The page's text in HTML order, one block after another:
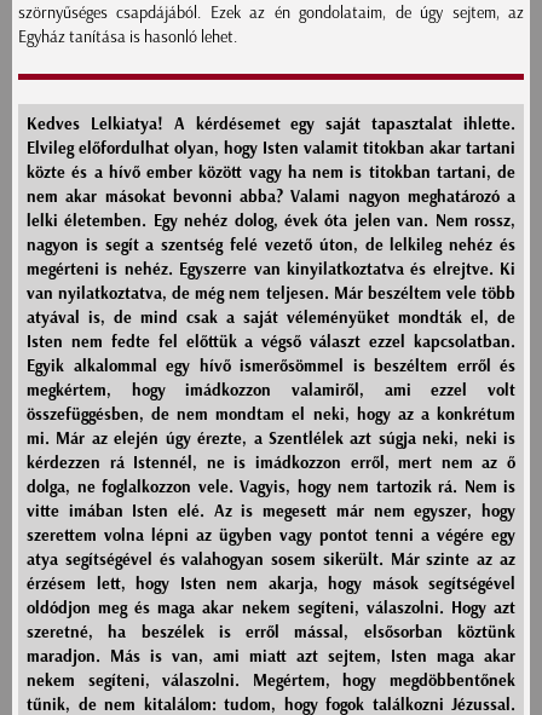
szörnyűséges csapdájából. Ezek az én gondolataim, de úgy sejtem, az
Egyház tanítása is hasonló lehet.
Kedves Lelkiatya! A kérdésemet egy saját tapasztalat ihlette.
Elvileg előfordulhat olyan, hogy Isten valamit titokban akar tartani
közte és a hívő ember között vagy ha nem is titokban tartani, de
nem akar másokat bevonni abba? Valami nagyon meghatározó a
lelki életemben. Egy nehéz dolog, évek óta jelen van. Nem rossz,
nagyon is segít a szentség felé vezető úton, de lelkileg nehéz és
megérteni is nehéz. Egyszerre van kinyilatkoztatva és elrejtve. Ki
van nyilatkoztatva, de még nem teljesen. Már beszéltem vele több
atyával is, de mind csak a saját véleményüket mondták el, de
Isten nem fedte fel előttük a végső választ ezzel kapcsolatban.
Egyik alkalommal egy hívő ismerősömmel is beszéltem erről és
megkértem, hogy imádkozzon valamiről, ami ezzel volt
összefüggésben, de nem mondtam el neki, hogy az a konkrétum
mi. Már az elején úgy érezte, a Szentlélek azt súgja neki, neki is
kérdezzen rá Istennél, ne is imádkozzon erről, mert nem az ő
dolga, ne foglalkozzon vele. Vagyis, hogy nem tartozik rá. Nem is
vitte imában Isten elé. Az is megesett már nem egyszer, hogy
szerettem volna lépni az ügyben vagy pontot tenni a végére egy
atya segítségével és valahogyan sosem sikerült. Már szinte az az
érzésem lett, hogy Isten nem akarja, hogy mások segítségével
oldódjon meg és maga akar nekem segíteni, válaszolni. Hogy azt
szeretné, ha beszélek is erről mással, elsősorban köztünk
maradjon. Más is van, ami miatt azt sejtem, Isten maga akar
nekem segíteni, válaszolni. Megértem, hogy megdöbbentőnek
tűnik, de nem kitalálom: tudom, hogy fogok találkozni Jézussal.